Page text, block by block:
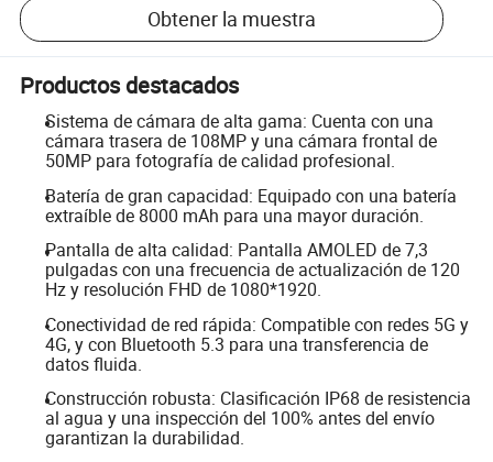
Obtener la muestra
Productos destacados
Sistema de cámara de alta gama: Cuenta con una
cámara trasera de 108MP y una cámara frontal de
50MP para fotografía de calidad profesional.
Batería de gran capacidad: Equipado con una batería
extraíble de 8000 mAh para una mayor duración.
Pantalla de alta calidad: Pantalla AMOLED de 7,3
pulgadas con una frecuencia de actualización de 120
Hz y resolución FHD de 1080*1920.
Conectividad de red rápida: Compatible con redes 5G y
4G, y con Bluetooth 5.3 para una transferencia de
datos fluida.
Construcción robusta: Clasificación IP68 de resistencia
al agua y una inspección del 100% antes del envío
garantizan la durabilidad.